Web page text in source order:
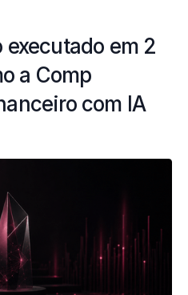
executado em 2
a Comp
com IA